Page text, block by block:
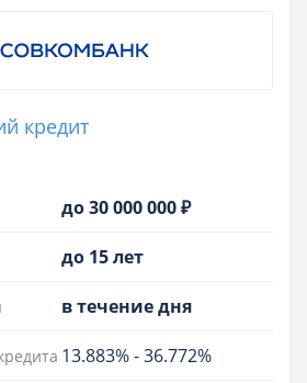
кредит
до 30 000 000 ₽
до 15 лет
в течение дня
13.883%-36.772%